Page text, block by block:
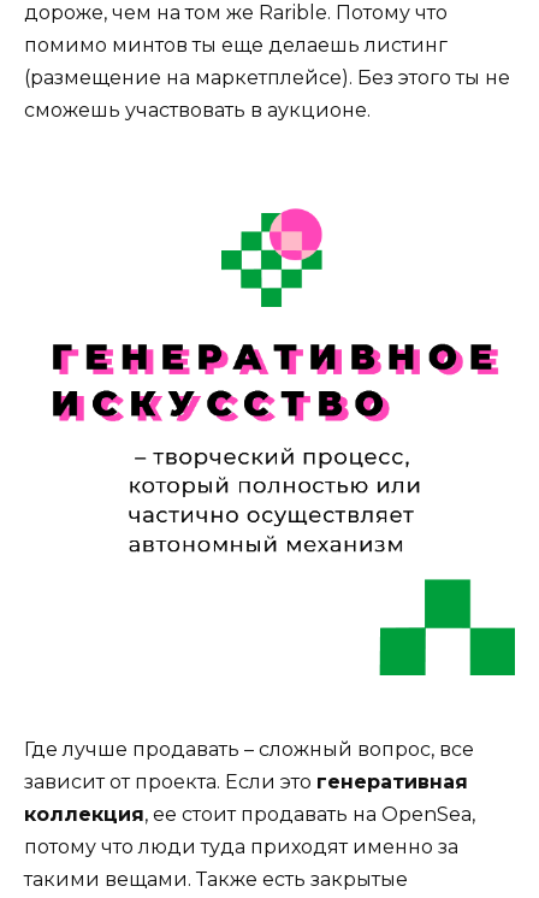
дороже, чем на том же Rarible. Потому что
помимо минтов ты еще делаешь листинг
(размещение на маркетплейсе). Без этого ты не
сможешь участвовать в аукционе.
Где лучше продавать – сложный вопрос, все
зависит от проекта. Если это генеративная
коллекция, ее стоит продавать на OpenSea,
потому что люди туда приходят именно за
такими вещами. Также есть закрытые